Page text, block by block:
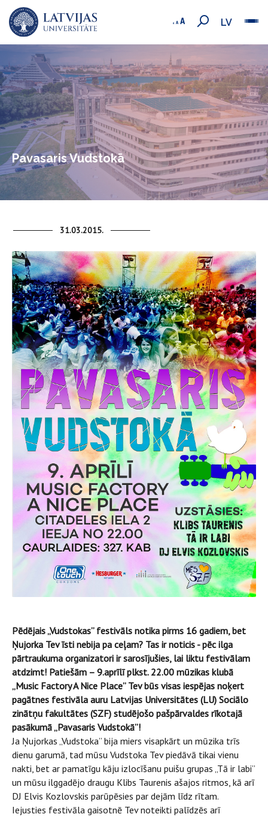
LV
Pavasaris Vudstokā
31.03.2015.
Pēdējais „Vudstokas” festivāls notika pirms 16 gadiem, bet
Ņujorka Tev īsti nebija pa ceļam? Tas ir noticis - pēc ilga
pārtraukuma organizatori ir sarosījušies, lai liktu festivālam
atdzimt! Patiešām – 9.aprīlī plkst. 22.00 mūzikas klubā
„Music Factory A Nice Place” Tev būs visas iespējas noķert
pagātnes festivāla auru Latvijas Universitātes (LU) Sociālo
zinātņu fakultātes (SZF) studējošo pašpārvaldes rīkotajā
pasākumā „Pavasaris Vudstokā”!
Ja Ņujorkas „Vudstoka” bija miers visapkārt un mūzika trīs
dienu garumā, tad mūsu Vudstoka Tev piedāvā tikai vienu
nakti, bet ar pamatīgu kāju izlocīšanu puišu grupas „Tā ir labi”
un mūsu ilggadējo draugu Klibs Taurenis ašajos ritmos, kā arī
DJ Elvis Kozlovskis parūpēsies par dejām līdz rītam.
Iejusties festivāla gaisotnē Tev noteikti palīdzēs arī